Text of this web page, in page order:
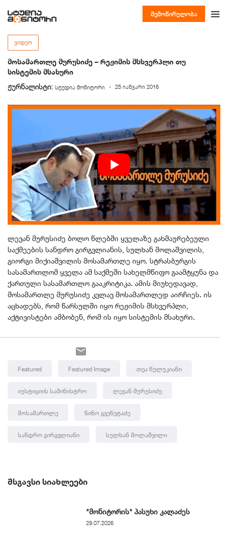
შემოწირულობა
ᲕᲘᲓᲔᲝ
მოსამართლე მურუსიძე – რეჟიმის მსხვერპლი თუ
სისტემის მსახური
ჟურნალისტი: სტუდია მონიტორი 25 იანვარი 2016
ლევან მურუსიძე ბოლო წლებში ყველაზე გახმაურებეული
საქმეების სანდრო გირგვლიანის, სულხან მოლაშვილის,
გიორგი მიქიაშვილის მოსამართლე იყო. სტრასბურგის
სასამართლომ ყველა ამ საქმეში სახელმწიფო გაამტყუნა და
ქართული სასამართლო გააკრიტიკა. ამის მიუხედავად,
მოსამართლე მურუსიძე კვლავ მოსამართლედ აირჩიეს. ის
აცხადებს, რომ წარსულში იყო რეჟიმის მსხვერპლი,
აქტივისტები ამბობენ, რომ ის იყო სისტემის მსახური.
Featured Featured Image Თეა Წულუკიანი
Იუსტიციის Სამინისტრო Ლევან Მურუსიძე
Მოსამართლე Ნინო Გვენეტაძე
Სანდრო Გირგვლიანი Სულხან Მოლაშვილი
ᲛᲡᲒᲐᲕᲡᲘ ᲡᲘᲐᲮᲚᲔᲔᲑᲘ
"მონიტორის" პასუხი კალაძეს
29.07.2026